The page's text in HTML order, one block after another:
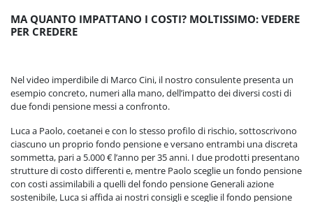
MA QUANTO IMPATTANO I COSTI? MOLTISSIMO: VEDERE
PER CREDERE
Nel video imperdibile di Marco Cini, il nostro consulente presenta un
esempio concreto, numeri alla mano, dell’impatto dei diversi costi di
due fondi pensione messi a confronto.
Luca a Paolo, coetanei e con lo stesso profilo di rischio, sottoscrivono
ciascuno un proprio fondo pensione e versano entrambi una discreta
sommetta, pari a 5.000 € l’anno per 35 anni. I due prodotti presentano
strutture di costo differenti e, mentre Paolo sceglie un fondo pensione
con costi assimilabili a quelli del fondo pensione Generali azione
sostenibile, Luca si affida ai nostri consigli e sceglie il fondo pensione